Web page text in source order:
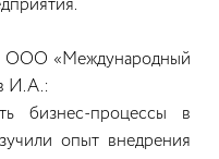
ООО «Международный
И.А.:
бизнес-процессы в
опыт внедрения